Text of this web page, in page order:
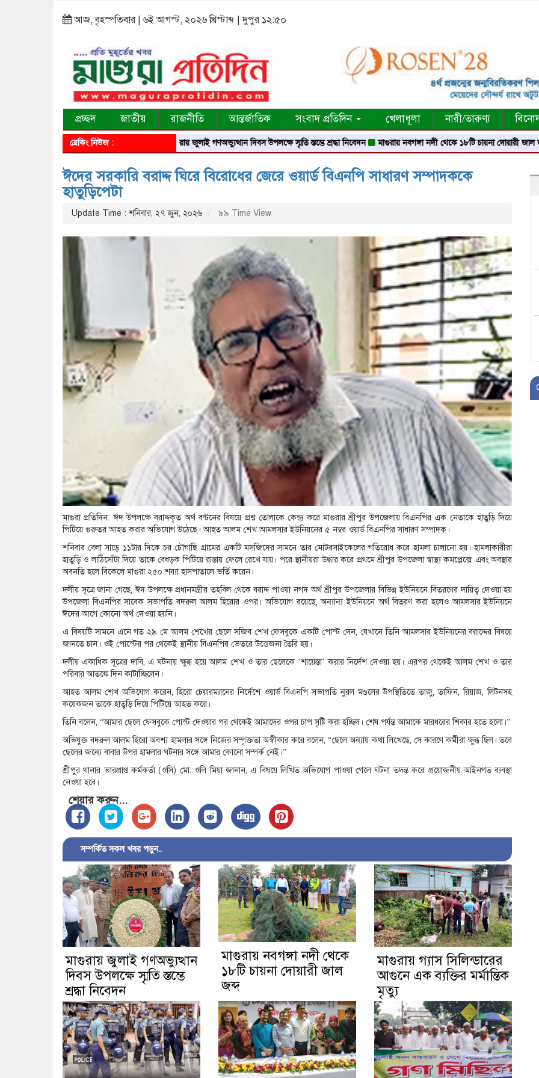
আজ, বৃহস্পতিবার | ৬ই আগস্ট, ২০২৬ খ্রিস্টাব্দ | দুপুর ১২:৫০
প্রচ্ছদ জাতীয় রাজনীতি আন্তর্জাতিক সংবাদ প্রতিদিন খেলাধূলা নারী/তারুণ্য
ব্রেকিং নিউজ : মাগুরায় জুলাই গণঅভ্যুত্থান দিবস উপলক্ষে স্মৃতি স্তম্ভে শ্রদ্ধা নিবেদন মাগুরায় নবগঙ্গা নদী থেকে ১৮টি চায়না দোয়ারী জাল জব্দ
ঈদের সরকারি বরাদ্দ ঘিরে বিরোধের জেরে ওয়ার্ড বিএনপি সাধারণ সম্পাদককে
হাতুড়িপেটা
Update Time : শনিবার, ২৭ জুন, ২০২৬ ৯৯ Time View
মাগুরা প্রতিদিন: ঈদ উপলক্ষে বরাদ্দকৃত অর্থ বণ্টনের বিষয়ে প্রশ্ন তোলাকে কেন্দ্র করে মাগুরার শ্রীপুর উপজেলায় বিএনপির এক নেতাকে হাতুড়ি দিয়ে
পিটিয়ে গুরুতর আহত করার অভিযোগ উঠেছে। আহত আলম শেখ আমলসার ইউনিয়নের ৫ নম্বর ওয়ার্ড বিএনপির সাধারণ সম্পাদক।
শনিবার বেলা সাড়ে ১১টার দিকে চর চৌগাছি গ্রামের একটি মসজিদের সামনে তার মোটরসাইকেলের গতিরোধ করে হামলা চালানো হয়। হামলাকারীরা
হাতুড়ি ও লাঠিসোঁটা দিয়ে তাকে বেধড়ক পিটিয়ে রাস্তায় ফেলে রেখে যায়। পরে স্থানীয়রা উদ্ধার করে প্রথমে শ্রীপুর উপজেলা স্বাস্থ্য কমপ্লেক্সে এবং অবস্থার
অবনতি হলে বিকেলে মাগুরা ২৫০ শয্যা হাসপাতালে ভর্তি করেন।
দলীয় সূত্রে জানা গেছে, ঈদ উপলক্ষে প্রধানমন্ত্রীর তহবিল থেকে বরাদ্দ পাওয়া নগদ অর্থ শ্রীপুর উপজেলার বিভিন্ন ইউনিয়নে বিতরণের দায়িত্ব দেওয়া হয়
উপজেলা বিএনপির সাবেক সভাপতি বদরুল আলম হিরোর ওপর। অভিযোগ রয়েছে, অন্যান্য ইউনিয়নে অর্থ বিতরণ করা হলেও আমলসার ইউনিয়নে
ঈদের আগে কোনো অর্থ দেওয়া হয়নি।
এ বিষয়টি সামনে এনে গত ২৯ মে আলম শেখের ছেলে সজিব শেখ ফেসবুকে একটি পোস্ট দেন, যেখানে তিনি আমলসার ইউনিয়নের বরাদ্দের বিষয়ে
জানতে চান। ওই পোস্টের পর থেকেই স্থানীয় বিএনপির ভেতরে উত্তেজনা তৈরি হয়।
দলীয় একাধিক সূত্রের দাবি, এ ঘটনায় ক্ষুব্ধ হয়ে আলম শেখ ও তার ছেলেকে ‘শায়েস্তা’ করার নির্দেশ দেওয়া হয়। এরপর থেকেই আলম শেখ ও তার
পরিবার আতঙ্কে দিন কাটাচ্ছিলেন।
আহত আলম শেখ অভিযোগ করেন, হিরো চেয়ারম্যানের নির্দেশে ওয়ার্ড বিএনপি সভাপতি নুরল মণ্ডলের উপস্থিতিতে তাজু, তাফিন, রিয়াজ, লিটনসহ
কয়েকজন তাকে হাতুড়ি দিয়ে পিটিয়ে আহত করে।
তিনি বলেন, “আমার ছেলে ফেসবুকে পোস্ট দেওয়ার পর থেকেই আমাদের ওপর চাপ সৃষ্টি করা হচ্ছিল। শেষ পর্যন্ত আমাকে মারধরের শিকার হতে হলো।”
অভিযুক্ত বদরুল আলম হিরো অবশ্য হামলার সঙ্গে নিজের সম্পৃক্ততা অস্বীকার করে বলেন, “ছেলে অন্যায় কথা লিখেছে, সে কারণে কর্মীরা ক্ষুব্ধ ছিল। তবে
ছেলের জন্যে বাবার উপর হামলার ঘটনার সঙ্গে আমার কোনো সম্পর্ক নেই।”
শ্রীপুর থানার ভারপ্রাপ্ত কর্মকর্তা (ওসি) মো. ওলি মিয়া জানান, এ বিষয়ে লিখিত অভিযোগ পাওয়া গেলে ঘটনা তদন্ত করে প্রয়োজনীয় আইনগত ব্যবস্থা
নেওয়া হবে।
শেয়ার করুন...
সম্পর্কিত সকল খবর পড়ুন..
মাগুরায় জুলাই গণঅভ্যুত্থান
দিবস উপলক্ষে স্মৃতি স্তম্ভে
শ্রদ্ধা নিবেদন
মাগুরায় নবগঙ্গা নদী থেকে
১৮টি চায়না দোয়ারী জাল
জব্দ
মাগুরায় গ্যাস সিলিন্ডারের
আগুনে এক ব্যক্তির মর্মান্তিক
মৃত্যু